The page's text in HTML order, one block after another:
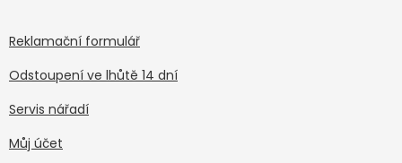
Reklamační formulář
Odstoupení ve lhůtě 14 dní
Servis nářadí
Můj účet